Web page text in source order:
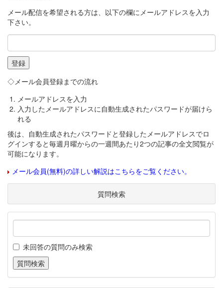
メール配信を希望される方は、以下の欄にメールアドレスを入力
下さい。
◇メール会員登録までの流れ
メールアドレスを入力
入力したメールアドレスに自動生成されたパスワードが届けら
れる
後は、自動生成されたパスワードと登録したメールアドレスでロ
グインすると毎週月曜からの一週間あたり2つの記事の全文閲覧が
可能になります。
メール会員(無料)の詳しい解説はこちらをご覧ください。
質問検索
未回答の質問のみ検索